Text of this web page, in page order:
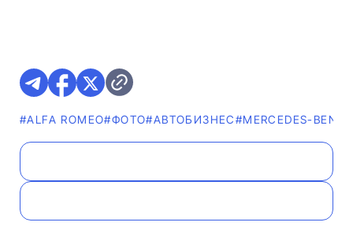
#ALFA ROMEO#ФОТО#AВТОБИЗНЕС#MERCEDES-BENZ